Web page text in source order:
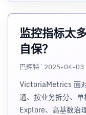
监控指标太
自保？
巴辉特 · 2025-04-03
VictoriaMetrics 面
通、按业务拆分、
Explore、高基数治